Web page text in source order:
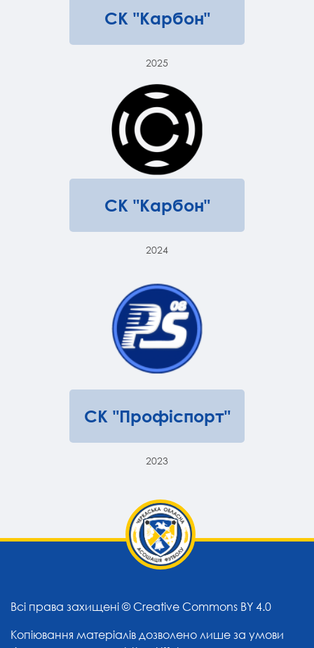
СК "Карбон"
2025
СК "Карбон"
2024
СК "Профіспорт"
2023
Всі права захищені © Creative Commons BY 4.0
Копіювання матеріалів дозволено лише за умови